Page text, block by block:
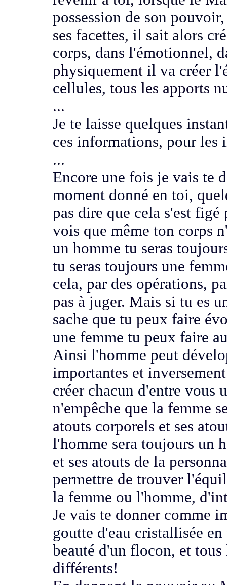
possession de son
ses facettes,il sait alors
corps, dans l'émotionnel,
physiquementil va créer
cellules,tous les apports
...
Je te laisse quelques
ces informations,pour les
...
Encore une fois je vais te
moment donné en toi,
pas dire que cela s'est
vois que même ton corps
un homme tu seras
tu seras toujours une
cela, par des opérations,
pas à juger. Mais si tu es
sache que tu peux faire
une femme tu peux faire
Ainsi l'homme peut
importantes et
créer chacun d'entre vous
n'empêche que la femme
atouts corporels et ses
l'homme sera toujours un
et ses atouts de la
permettre de trouver
la femme ou l'homme,
Je vais te donner comme
goutte d'eau cristallisée
beauté d'un flocon, et tous
différents!